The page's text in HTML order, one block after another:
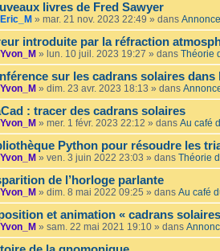
livres de Fred Sawyer
Eric_M » mar. 21 nov. 2023 22:49 » dans
introduite par la réfraction
Yvon_M » lun. 10 juil. 2023 19:27 » dans Théorie
sur les cadrans solaires dans
Yvon_M » dim. 23 avr. 2023 18:13 » dans
: tracer des cadrans solaires
Yvon_M » mer. 1 févr. 2023 22:12 » dans Au café
Python pour résoudre les
Yvon_M » ven. 3 juin 2022 23:03 » dans Théorie
de l’horloge parlante
Yvon_M » dim. 8 mai 2022 09:25 » dans Au café
et animation « cadrans
Yvon_M » sam. 22 mai 2021 19:10 » dans